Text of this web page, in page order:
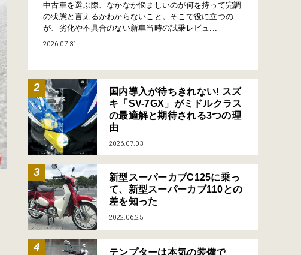
中古車を選ぶ際、なかなか悩ましいのが何を持って完調
の状態と言えるかわからないこと。そこで役に立つの
が、劣化や不具合のない新車当時の試乗レビュ...
2026.07.31
国内導入が待ちきれない! スズ
キ「SV-7GX」がミドルクラス
の最適解と期待される3つの理
由
2026.07.03
新型スーパーカブC125に乗っ
て、新型スーパーカブ110との
差を知った
2022.06.25
テンプターは本気の装備で